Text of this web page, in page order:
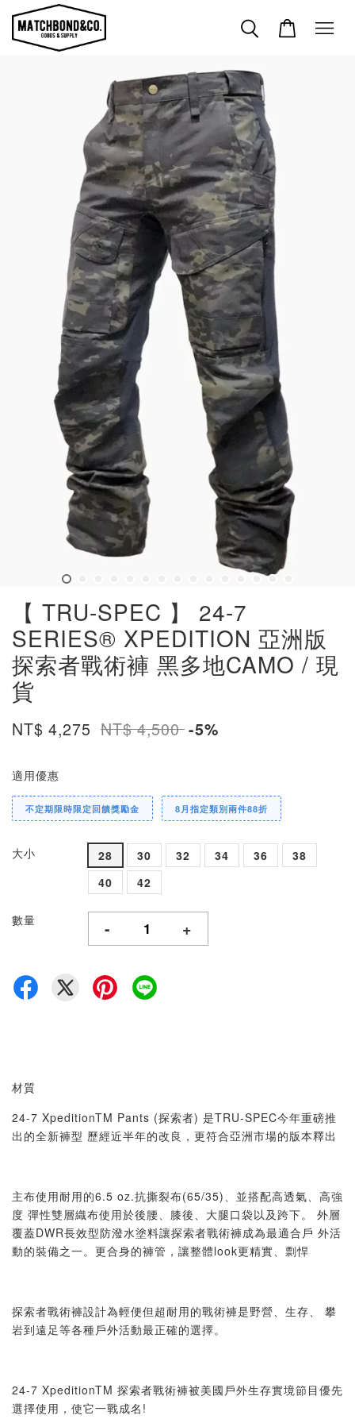
【 TRU-SPEC 】 24-7
SERIES® XPEDITION 亞洲版
探索者戰術褲 黑多地CAMO / 現
貨
NT$ 4,275 NT$ 4,500-5%
適用優惠
不定期限時限定回饋獎勵金 8月指定類別兩件88折
大小 28 30 32 34 36
38
40
42
數量 - +
材質
24-7 XpeditionTM Pants (探索者) 是TRU-SPEC今年重磅推
出的全新褲型 歷經近半年的改良，更符合亞洲市場的版本釋出
主布使用耐用的6.5 oz.抗撕裂布(65/35)、並搭配高透氣、高強
度 彈性雙層織布使用於後腰、膝後、大腿口袋以及跨下。 外層
覆蓋DWR長效型防潑水塗料讓探索者戰術褲成為最適合戶 外活
動的裝備之一。更合身的褲管，讓整體look更精實、剽悍
探索者戰術褲設計為輕便但超耐用的戰術褲是野營、生存、 攀
岩到遠足等各種戶外活動最正確的選擇。
24-7 XpeditionTM 探索者戰術褲被美國戶外生存實境節目優先
選擇使用，使它一戰成名!